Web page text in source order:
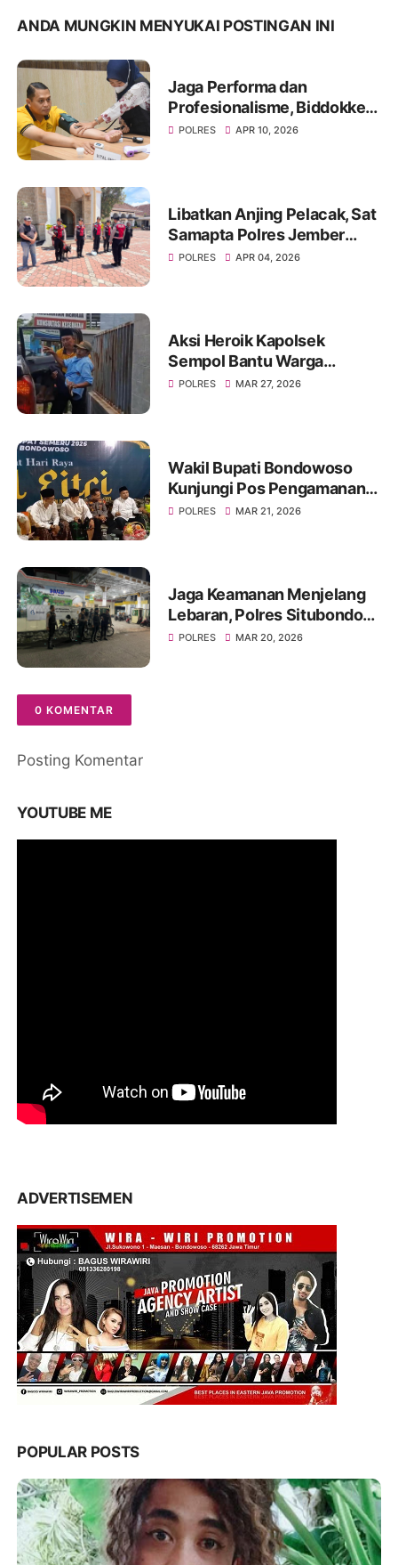
ANDA MUNGKIN MENYUKAI POSTINGAN INI
Jaga Performa dan
Profesionalisme, Biddokkes
Polda Jatim Gelar Rikes
POLRES APR 10, 2026
Libatkan Anjing Pelacak, Sat
Samapta Polres Jember
Sterilisasi Gereja Jelang
POLRES APR 04, 2026
Aksi Heroik Kapolsek
Sempol Bantu Warga
Kecelakaan Saat Akan
POLRES MAR 27, 2026
Wakil Bupati Bondowoso
Kunjungi Pos Pengamanan
Lebaran 2026
POLRES MAR 21, 2026
Jaga Keamanan Menjelang
Lebaran, Polres Situbondo
Intensifkan Patroli Sisir
POLRES MAR 20, 2026
0 KOMENTAR
Posting Komentar
YOUTUBE ME
ADVERTISEMEN
POPULAR POSTS